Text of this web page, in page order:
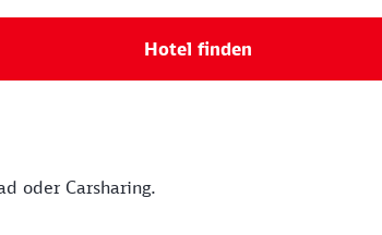
Hotel finden
oder Carsharing.